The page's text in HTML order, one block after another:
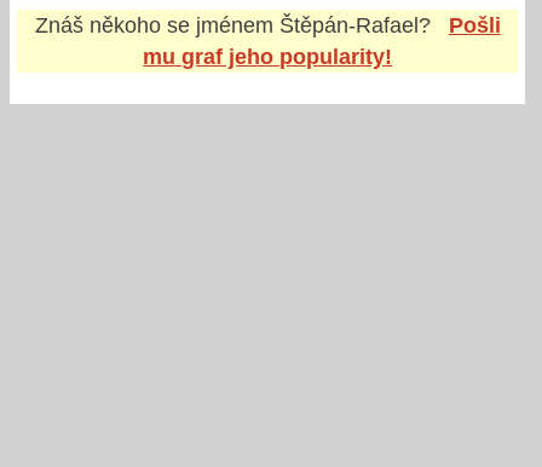
Znáš někoho se jménem Štěpán-Rafael?
Pošli
mu graf jeho popularity!